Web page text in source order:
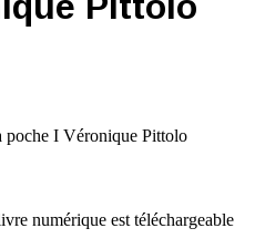
poche I Véronique Pittolo
numérique est téléchargeable